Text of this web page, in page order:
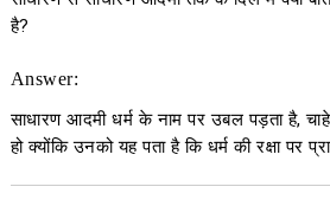
है?
Answer:
साधारण आदमी धर्म के नाम पर उबल पड़ता है,
हो क्योंकि उनको यह पता है कि धर्म की रक्षा पर